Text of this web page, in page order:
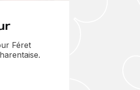
Féret